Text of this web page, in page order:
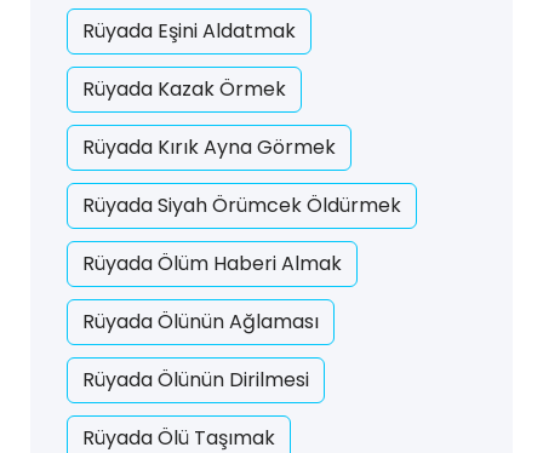
Rüyada Eşini Aldatmak
Rüyada Kazak Örmek
Rüyada Kırık Ayna Görmek
Rüyada Siyah Örümcek Öldürmek
Rüyada Ölüm Haberi Almak
Rüyada Ölünün Ağlaması
Rüyada Ölünün Dirilmesi
Rüyada Ölü Taşımak